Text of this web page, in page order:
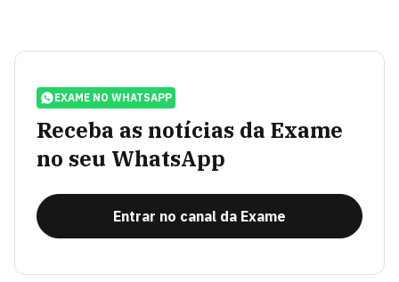
EXAME NO WHATSAPP
Receba as notícias da Exame
no seu WhatsApp
Entrar no canal da Exame